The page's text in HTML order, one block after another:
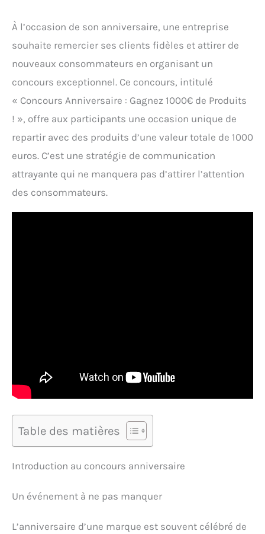
À l’occasion de son anniversaire, une entreprise
souhaite remercier ses clients fidèles et attirer de
nouveaux consommateurs en organisant un
concours exceptionnel. Ce concours, intitulé
« Concours Anniversaire : Gagnez 1000€ de Produits
! », offre aux participants une occasion unique de
repartir avec des produits d’une valeur totale de 1000
euros. C’est une stratégie de communication
attrayante qui ne manquera pas d’attirer l’attention
des consommateurs.
Table des matières
Introduction au concours anniversaire
Un événement à ne pas manquer
L’anniversaire d’une marque est souvent célébré de